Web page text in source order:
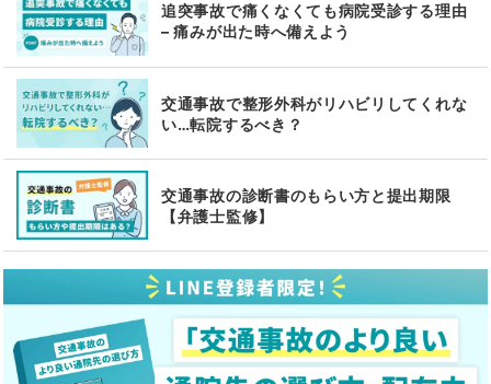
追突事故で痛くなくても病院受診する理由
– 痛みが出た時へ備えよう
交通事故で整形外科がリハビリしてくれな
い…転院するべき？
交通事故の診断書のもらい方と提出期限
【弁護士監修】